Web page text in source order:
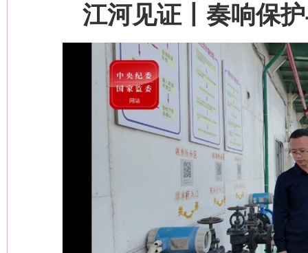
江河见证丨奏响保护